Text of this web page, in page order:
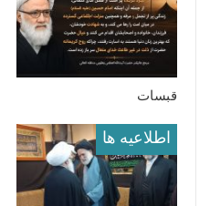
قبسات
اطلاعيه ها